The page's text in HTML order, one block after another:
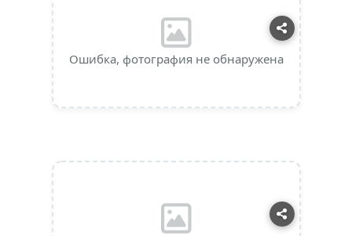
Ошибка, фотография не обнаружена